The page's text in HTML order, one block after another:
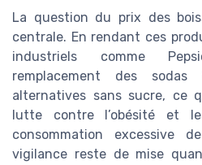
La question du prix des
centrale. En rendant ces
industriels comme
remplacement des
alternatives sans sucre, ce
lutte contre l’obésité et
consommation excessive
vigilance reste de mise